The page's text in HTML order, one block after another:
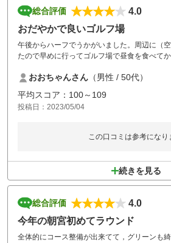
総合評価
4.0
おだやかで良いゴルフ場
午後からハーフでうかがいました。周辺に（
たので早めに行ってゴルフ場で昼食を食べて
わしくなくてこれも良いな」と感じました。
るシニア上級者の方は不満に思うのかも知れ
お金を出して上級コースに行けば良いと思い
もきれいでした。ただ12H等ショートでは3組
時間通り出せば良いのでは？とは思いました
に後ろの2サム男女が度々ボールを打ち込ん
らやめてくれ」るよう申入れしました。2サム
おおちゃんさん （男性 / 50代）
平均スコア：100～109
投稿日：2023/05/04
この口コミは参考になり
続きを見る
総合評価
4.0
今年の朝宮初めてラウンド
全体的にコース整備が出来てて，グリーンも